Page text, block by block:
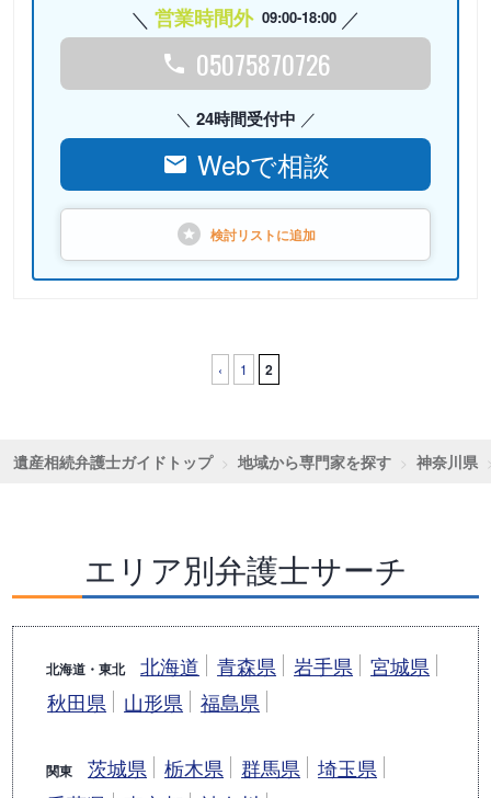
営業時間外 09:00-18:00
05075870726
24時間受付中
Webで相談
検討リストに追加
‹ 1 2
遺産相続弁護士ガイドトップ 地域から専門家を探す 神奈川県
エリア別弁護士サーチ
北海道・東北 北海道 青森県 岩手県
宮城県
秋田県
山形県 福島県
関東 茨城県 栃木県 群馬県
埼玉県